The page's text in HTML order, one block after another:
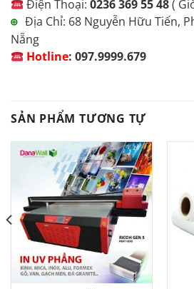
Điện Thoại: 0236 369 55 48(
⊕ Địa Chỉ: 68 Nguyễn Hữu Tiến,
Nẵng
Hotline: 097.9999.679
SẢN PHẨM TƯƠNG TỰ